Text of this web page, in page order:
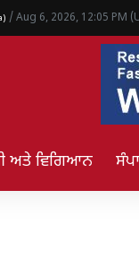
/ Aug 6, 2026, 12:05 PM
ਅਤੇ ਵਿਗਿਆਨ